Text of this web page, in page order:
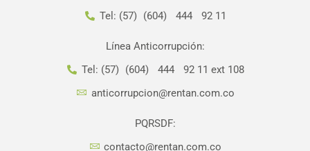
Tel: (57) (604) 444 92 11
Línea Anticorrupción:
Tel: (57) (604) 444 92 11 ext 108
anticorrupcion@rentan.com.co
PQRSDF:
contacto@rentan.com.co